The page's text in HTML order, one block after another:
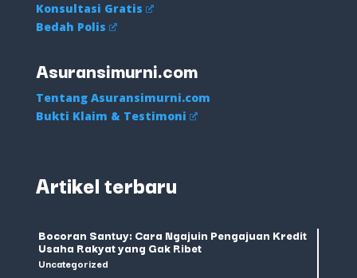
Konsultasi Gratis
Bedah Polis
Asuransimurni.com
Tentang Asuransimurni.com
Bukti Klaim & Testimoni
Artikel terbaru
Bocoran Santuy: Cara Ngajuin Pengajuan Kredit
Usaha Rakyat yang Gak Ribet
Uncategorized